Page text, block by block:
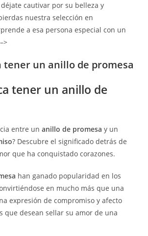
cautivar por su belleza y
nuestra selección en
a esa persona especial con un
tener un anillo de promesa
tener un anillo de
entre unanillo de promesa y un
? Descubre el significado detrás de
que ha conquistado corazones.
han ganado popularidad en los
en mucho más que una
expresión de compromiso y afecto
que desean sellar su amor de una